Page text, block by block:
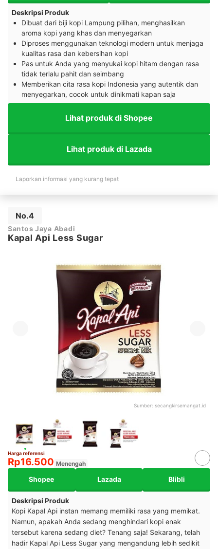
Deskripsi Produk
Dibuat dari biji kopi Lampung pilihan, menghasilkan
aroma kopi yang khas dan menyegarkan
Diproses menggunakan teknologi modern untuk menjaga
kualitas rasa dan kebersihan kopi
Pas untuk Anda yang menyukai kopi hitam dengan rasa
tidak terlalu pahit dan seimbang
Memberikan cita rasa kopi Indonesia yang autentik dan
menyegarkan, cocok untuk dinikmati kapan saja
Lihat produk di Shopee
Lihat produk di Lazada
Laporkan informasi yang kurang tepat
No.4
Santos Jaya Abadi
Kapal Api Less Sugar
Sumber: secangkirsemangat.id
Harga referensi
Rp16.500 Menengah
Shopee Lazada Blibli
Deskripsi Produk
Kopi Kapal Api instan memang memiliki rasa yang memikat.
Namun, apakah Anda sedang menghindari kopi enak
tersebut karena sedang diet? Tenang saja! Sekarang, telah
hadir Kapal Api Less Sugar yang mengandung lebih sedikit